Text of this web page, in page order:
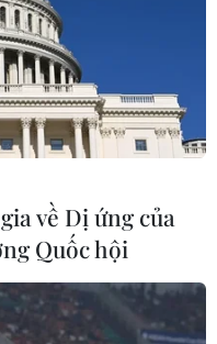
lần
về Dị ứng của
Quốc hội